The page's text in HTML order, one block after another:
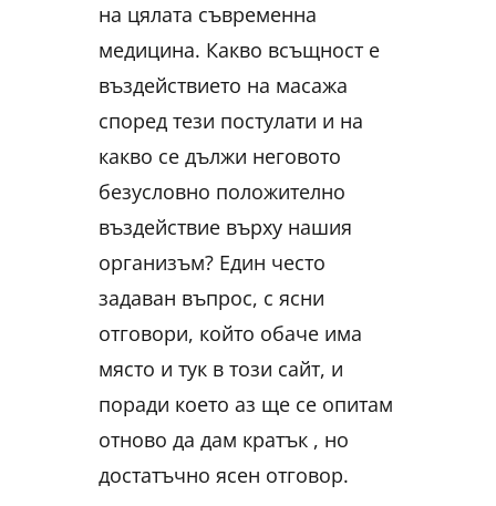
на цялата съвременна
медицина. Какво всъщност е
въздействието на масажа
според тези постулати и на
какво се дължи неговото
безусловно положително
въздействие върху нашия
организъм? Един често
задаван въпрос, с ясни
отговори, който обаче има
място и тук в този сайт, и
поради което аз ще се опитам
отново да дам кратък , но
достатъчно ясен отговор.